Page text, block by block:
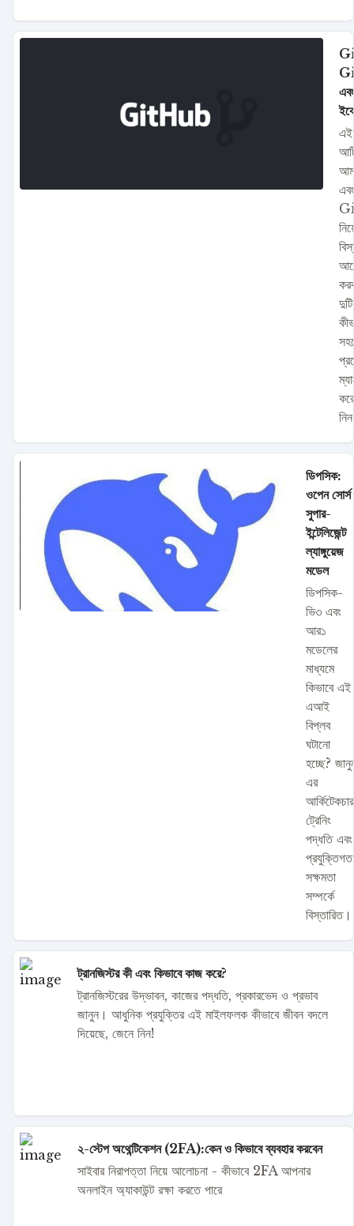
এই
এবং
ডিপসিক:
ওপেন সোর্স
সুপার-
ইন্টেলিজেন্ট
ল্যাঙ্গুয়েজ
মডেল
ডিপসিক-
ভি৩ এবং
আর১
মডেলের
মাধ্যমে
কিভাবে এই
এআই
বিপ্লব
ঘটানো
হচ্ছে?
এর
ট্রেনিং
পদ্ধতি এবং
প্রযুক্তিগত
সক্ষমতা
সম্পর্কে
বিস্তারিত।
ট্রানজিস্টর কী এবং কিভাবে কাজ করে?
ট্রানজিস্টরের উদ্ভাবন, কাজের পদ্ধতি, প্রকারভেদ ও প্রভাব
জানুন। আধুনিক প্রযুক্তির এই মাইলফলক কীভাবে জীবন বদলে
দিয়েছে, জেনে নিন!
২-স্টেপ অথেন্টিকেশন (2FA):কেন ও কিভাবে ব্যবহার করবেন
সাইবার নিরাপত্তা নিয়ে আলোচনা - কীভাবে 2FA আপনার
অনলাইন অ্যাকাউন্ট রক্ষা করতে পারে